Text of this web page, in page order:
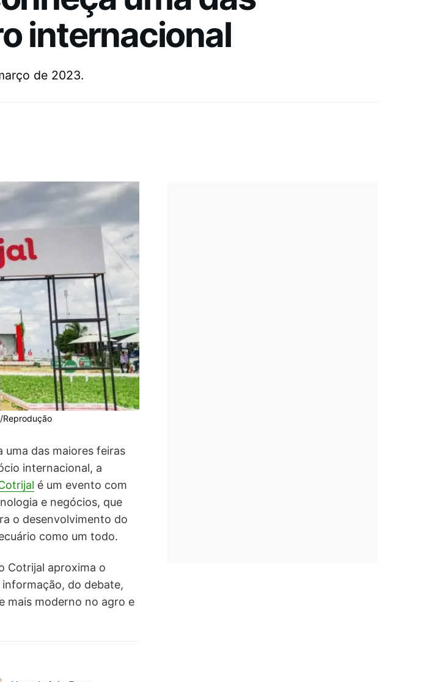
internacional
de 2023.
Reprodução
uma das maiores feiras
internacional, a
é um evento com
e negócios, que
o desenvolvimento do
como um todo.
Cotrijal aproxima o
do debate,
mais moderno no agro e